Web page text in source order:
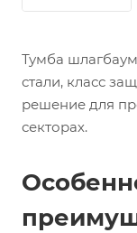
Тумба
стали, класс
решение для
секторах.